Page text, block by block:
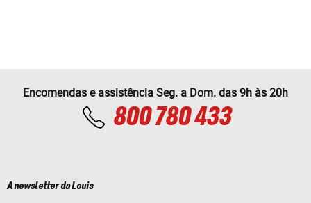
Encomendas e assistência Seg. a Dom. das 9h às 20h
800 780 433
A newsletter da Louis